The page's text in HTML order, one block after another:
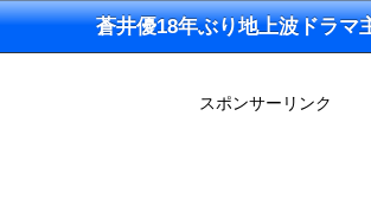
蒼井優18年ぶり地上波ドラマ
スポンサーリンク